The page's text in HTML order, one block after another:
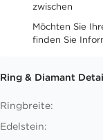
zwischen
Möchten Sie
finden Sie
Ring & Diamant
Ringbreite:
Edelstein: